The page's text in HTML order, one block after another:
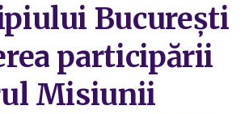
București
participării
Misiunii